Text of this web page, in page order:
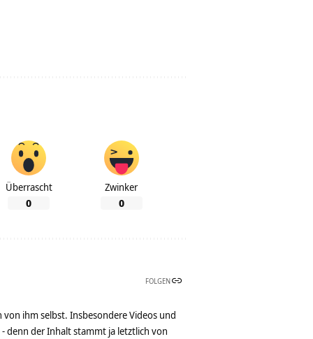
Überrascht
0
Zwinker
0
FOLGEN
ihm selbst. Insbesondere Videos und
denn der Inhalt stammt ja letztlich von